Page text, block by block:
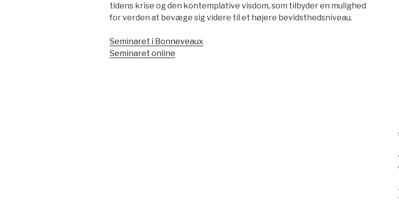
tidens krise og den kontemplative visdom, som tilbyder en mulighed
for verden at bevæge sig videre til et højere bevidsthedsniveau.
Seminaret i Bonneveaux
Seminaret online